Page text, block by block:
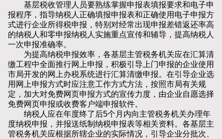
基层税收管理人员要熟练掌握申报表填报要求和电子申
报程序，指导纳税人正确填报申报表和正确使用电子申报方
式进行企业所得税申报，特别对经常出现申报差错返还率高
的纳税人和零申报纳税人实施重点宣传和辅导，提高纳税人
一次申报准确率。
为提高纳税申报效率，各基层主管税务机关应在汇算清
缴工程中全面推行网上申报，积极引导上门申报的企业使用
市局开发的网上办税系统进行汇算清缴申报。在引导企业选
用网上申报方式时应注意工作方式方法，按照市局有关规
定，加大对免费网页申报方式的宣传力度，由企业自愿选择
免费网页申报或收费客户端申报软件。
纳税人应在年度终了后5个月内向主管税务机关办理年
度纳税申报，并报送纸制纳税申报表等相关资料。各基层主
管税务机关应根据所辖企业的实际情况，引导企业分批次、